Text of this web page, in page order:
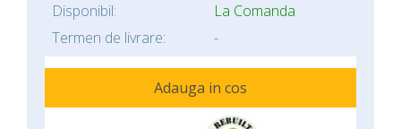
Disponibil:
La Comanda
Termen de livrare:
-
Adauga in cos